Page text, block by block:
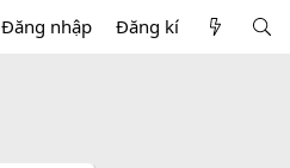
Đăng nhập Đăng kí